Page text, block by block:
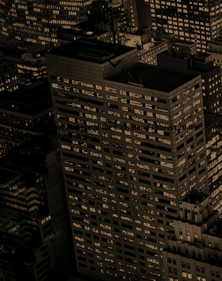
Diahow van het Tribute to the Cats Band concert 20-09-
2024, bij de Elzenburg